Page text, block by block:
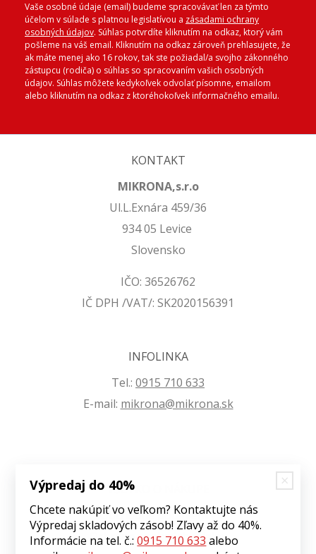
Vaše osobné údaje (email) budeme spracovávať len za týmto
účelom v súlade s platnou legislatívou a zásadami ochrany
osobných údajov. Súhlas potvrdíte kliknutím na odkaz, ktorý vám
pošleme na váš email. Kliknutím na odkaz zároveň prehlasujete, že
ak máte menej ako 16 rokov, tak ste požiadal/a svojho zákonného
zástupcu (rodiča) o súhlas so spracovaním vašich osobných
údajov. Súhlas môžete kedykoľvek odvolať písomne, emailom
alebo kliknutím na odkaz z ktoréhokoľvek informačného emailu.
KONTAKT
MIKRONA,s.r.o
Ul.L.Exnára 459/36
934 05 Levice
Slovensko
IČO: 36526762
IČ DPH /VAT/: SK2020156391
INFOLINKA
Tel.: 0915 710 633
E-mail: mikrona@mikrona.sk
VŠETKO O NÁKUPE
Obchodné podmienky
Ochrana osobných údajov
Výpredaj do 40%
Chcete nakúpiť vo veľkom? Kontaktujte nás
Výpredaj skladových zásob! Zľavy až do 40%.
Informácie na tel. č.:0915 710 633 alebo